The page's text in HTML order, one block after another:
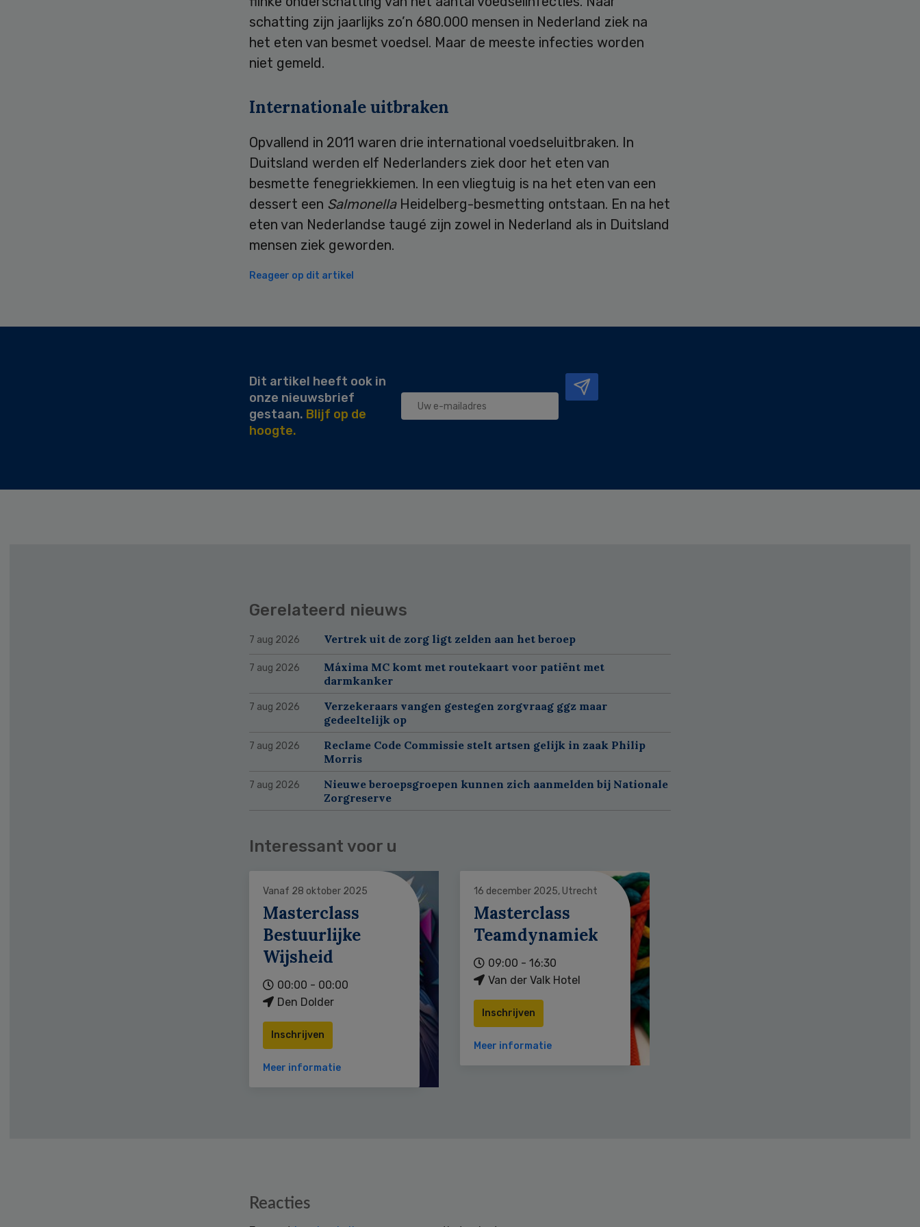
schatting zijn jaarlijks zo’n 680.000 mensen in Nederland ziek na
het eten van besmet voedsel. Maar de meeste infecties worden
niet gemeld.
Internationale uitbraken
Opvallend in 2011 waren drie international voedseluitbraken. In
Duitsland werden elf Nederlanders ziek door het eten van
besmette fenegriekkiemen. In een vliegtuig is na het eten van een
dessert een SalmonellaHeidelberg-besmetting ontstaan. En na het
eten van Nederlandse taugé zijn zowel in Nederland als in Duitsland
mensen ziek geworden.
Reageer op dit artikel
Dit artikel heeft ook in
onze nieuwsbrief
gestaan. Blijf op de
hoogte.
Gerelateerd nieuws
7 aug 2026 Vertrek uit de zorg ligt zelden aan het beroep
7 aug 2026
Máxima MC komt met routekaart voor patiënt met
darmkanker
7 aug 2026
Verzekeraars vangen gestegen zorgvraag ggz maar
gedeeltelijk op
7 aug 2026
Reclame Code Commissie stelt artsen gelijk in zaak Philip
Morris
7 aug 2026
Nieuwe beroepsgroepen kunnen zich aanmelden bij Nationale
Zorgreserve
Interessant voor u
Vanaf 28 oktober 2025
Masterclass
Bestuurlijke
Wijsheid
00:00 - 00:00
Den Dolder
Inschrijven
Meer informatie
16 december 2025, Utrecht
Masterclass
Teamdynamiek
09:00 - 16:30
Van der Valk Hotel
Inschrijven
Meer informatie
Reacties